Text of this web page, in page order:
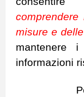
misure e
mantenere
informazioni